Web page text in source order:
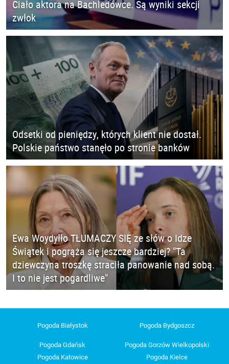
Ciało aktora na Bachledówce. Są wyniki sekcji
zwłok
Odsetki od pieniędzy, których klient nie dostał.
Polskie państwo stanęło po stronie banków
Ewa Woydyłło TŁUMACZY SIĘ ze słów o Idze
Świątek i pogrąża się jeszcze bardziej? "Ta
dziewczyna troszkę straciła panowanie nad sobą.
I to nie jest pogardliwe"
Pogoda Białystok Pogoda Bydgoszcz
Pogoda Gdańsk
Pogoda Gorzów Wielkopolski
Pogoda Katowice
Pogoda Kielce